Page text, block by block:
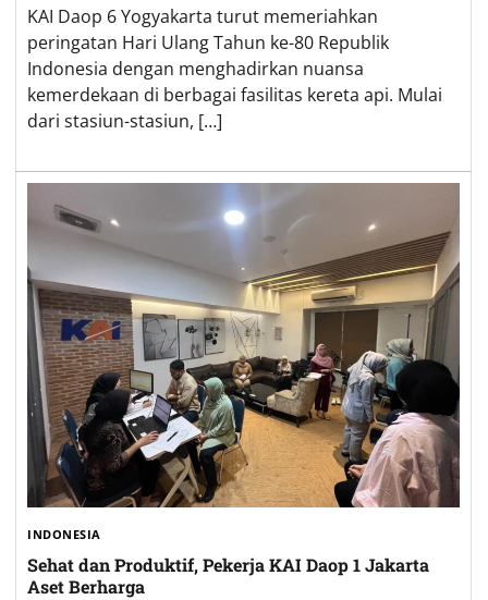
KAI Daop 6 Yogyakarta turut memeriahkan
peringatan Hari Ulang Tahun ke-80 Republik
Indonesia dengan menghadirkan nuansa
kemerdekaan di berbagai fasilitas kereta api. Mulai
dari stasiun-stasiun, […]
INDONESIA
Sehat dan Produktif, Pekerja KAI Daop 1 Jakarta
Aset Berharga